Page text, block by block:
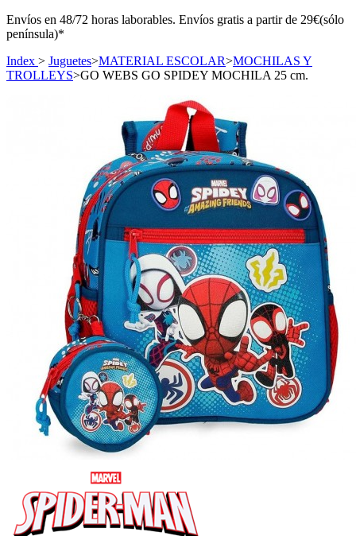
Envíos en 48/72 horas laborables. Envíos gratis a partir de 29€(sólo
península)*
Index > Juguetes>MATERIAL ESCOLAR>MOCHILAS Y
TROLLEYS>GO WEBS GO SPIDEY MOCHILA 25 cm.